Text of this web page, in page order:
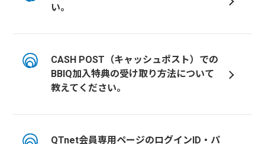
い。
CASH POST（キャッシュポスト）での
BBIQ加入特典の受け取り方法について
教えてください。
QTnet会員専用ページのログインID・パ